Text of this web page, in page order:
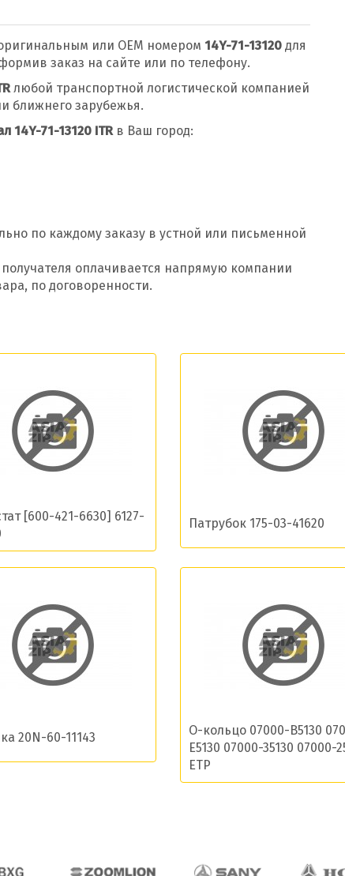
на обработку моих данных и получение
Отправить
или OEM номером 14Y-71-13120 для
заказ на сайте или по телефону.
любой транспортной логистической компанией
ближнего зарубежья.
14Y-71-13120 ITRв Ваш город:
по каждому заказу в устной или письменной
оплачивается напрямую компании
по договоренности.
[600-421-6630] 6127-
Патрубок 175-03-41620
20N-60-11143
О-кольцо 07000-B5130
E5130 07000-35130 07000-
ETP